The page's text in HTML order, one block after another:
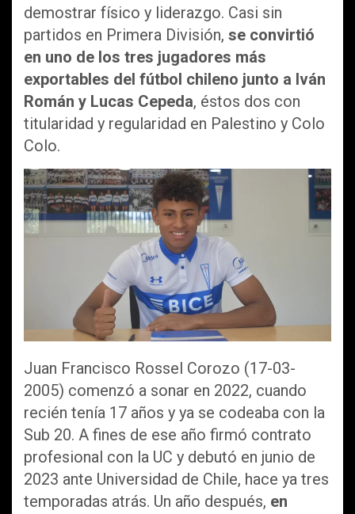
demostrar físico y liderazgo. Casi sin
partidos en Primera División, se convirtió
en uno de los tres jugadores más
exportables del fútbol chileno junto a Iván
Román y Lucas Cepeda, éstos dos con
titularidad y regularidad en Palestino y Colo
Colo.
Juan Francisco Rossel Corozo (17-03-
2005) comenzó a sonar en 2022, cuando
recién tenía 17 años y ya se codeaba con la
Sub 20. A fines de ese año firmó contrato
profesional con la UC y debutó en junio de
2023 ante Universidad de Chile, hace ya tres
temporadas atrás. Un año después, en